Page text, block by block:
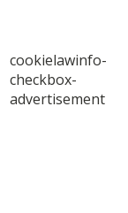
cookielawinfo-
checkbox-
advertisement